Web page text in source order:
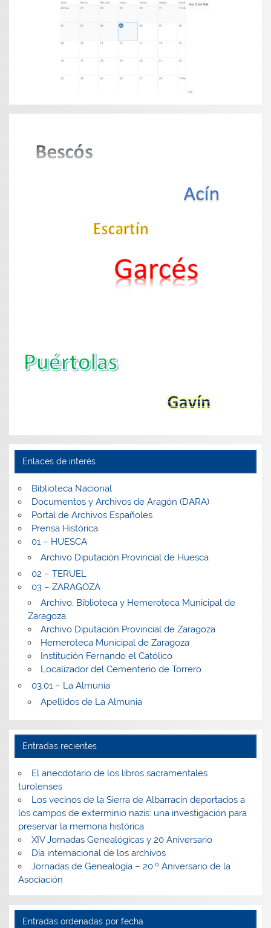
Enlaces de interés
Biblioteca Nacional
Documentos y Archivos de Aragón (DARA)
Portal de Archivos Españoles
Prensa Histórica
01 – HUESCA
Archivo Diputación Provincial de Huesca
02 – TERUEL
03 – ZARAGOZA
Archivo, Biblioteca y Hemeroteca Municipal de
Zaragoza
Archivo Diputación Provincial de Zaragoza
Hemeroteca Municipal de Zaragoza
Institución Fernando el Católico
Localizador del Cementerio de Torrero
03.01 – La Almunia
Apellidos de La Almunia
Entradas recientes
El anecdotario de los libros sacramentales
turolenses
Los vecinos de la Sierra de Albarracín deportados a
los campos de exterminio nazis: una investigación para
preservar la memoria histórica
XIV Jornadas Genealógicas y 20 Aniversario
Día internacional de los archivos
Jornadas de Genealogía – 20.º Aniversario de la
Asociación
Entradas ordenadas por fecha